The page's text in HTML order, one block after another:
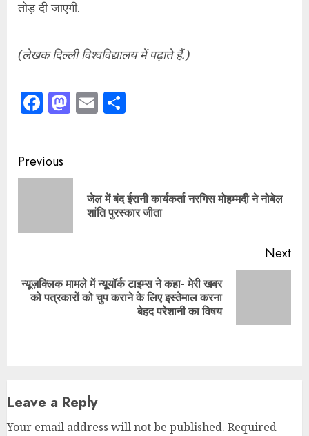
तोड़ दी जाएगी.
(लेखक दिल्ली विश्वविद्यालय में पढ़ाते हैं.)
Facebook
Mastodon
Email
Continue
Reading
Previous
जेल में बंद ईरानी कार्यकर्ता नरगिस मोहम्मदी ने नोबेल
शांति पुरस्कार जीता
Next
Next
न्यूज़क्लिक मामले में न्यूयॉर्क टाइम्स ने कहा- मेरी खबर
को पत्रकारों को चुप कराने के लिए इस्तेमाल करना
बेहद परेशानी का विषय
Leave a Reply
Your email address will not be published. Required